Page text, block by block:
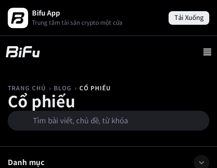
Bifu App
Trung tâm tài sản crypto một cửa
Tải Xuống
TRANG CHỦ › BLOG › CỔ PHIẾU
Cổ phiếu
Danh mục